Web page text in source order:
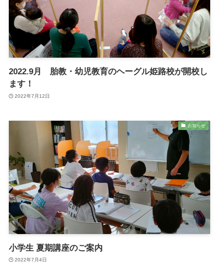
2022.9月 胎教・幼児教育のヘーグル姫路校が開校し
ます！
2022年7月12日
お知らせ
小学生 夏期講座のご案内
2022年7月4日